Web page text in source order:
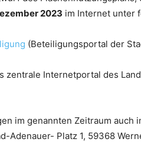
2023 im Internet unter
(Beteiligungsportal der
zentrale Internetportal des
im genannten Zeitraum auch
Adenauer- Platz 1, 59368